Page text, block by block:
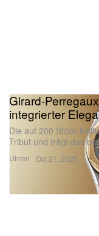
Uhren
Girard-
integrierter
Die auf 200 Stück
Tribut und trägt das
Oct 21, 2025